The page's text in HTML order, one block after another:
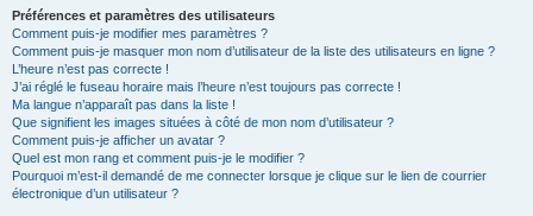
Préférences et paramètres des utilisateurs
Comment puis-je modifier mes paramètres ?
Comment puis-je masquer mon nom d’utilisateur de la liste des utilisateurs en ligne ?
L’heure n’est pas correcte !
J’ai réglé le fuseau horaire mais l’heure n’est toujours pas correcte !
Ma langue n’apparaît pas dans la liste !
Que signifient les images situées à côté de mon nom d’utilisateur ?
Comment puis-je afficher un avatar ?
Quel est mon rang et comment puis-je le modifier ?
Pourquoi m’est-il demandé de me connecter lorsque je clique sur le lien de courrier
électronique d’un utilisateur ?